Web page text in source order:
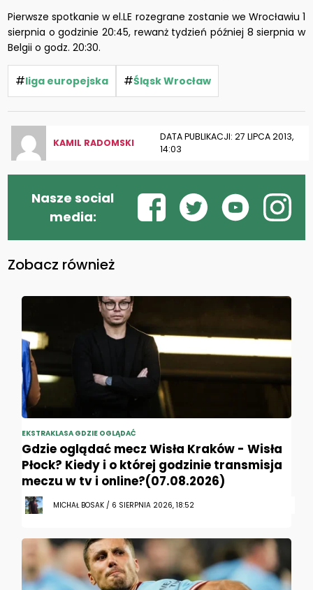
Pierwsze spotkanie w el.LE rozegrane zostanie we Wrocławiu 1
sierpnia o godzinie 20:45, rewanż tydzień później 8 sierpnia w
Belgii o godz. 20:30.
#liga europejska #Śląsk Wrocław
KAMIL RADOMSKI
DATA PUBLIKACJI: 27 LIPCA 2013,
14:03
Nasze social
media:
Zobacz również
EKSTRAKLASA GDZIE OGLĄDAĆ
Gdzie oglądać mecz Wisła Kraków - Wisła
Płock? Kiedy i o której godzinie transmisja
meczu w tv i online?(07.08.2026)
MICHAŁ BOSAK / 6 SIERPNIA 2026, 18:52